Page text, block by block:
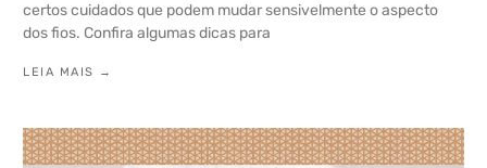
certos cuidados que podem mudar sensivelmente o aspecto
dos fios. Confira algumas dicas para
LEIA MAIS →